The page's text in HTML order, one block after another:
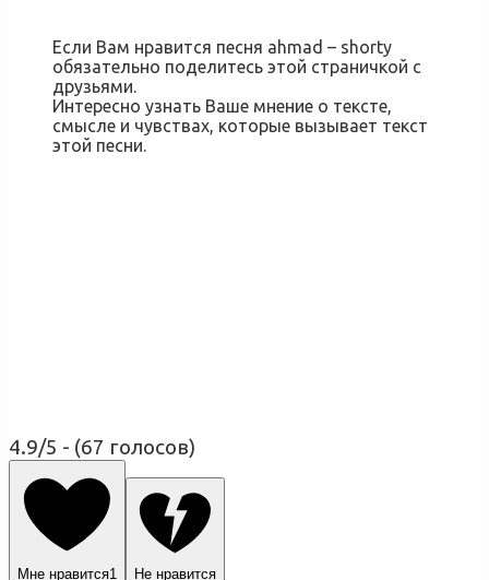
Если Вам нравится песня ahmad – shorty
обязательно поделитесь этой страничкой с
друзьями.
Интересно узнать Ваше мнение о тексте,
смысле и чувствах, которые вызывает текст
этой песни.
4.9/5 - (67 голосов)
Мне нравится1 Не нравится